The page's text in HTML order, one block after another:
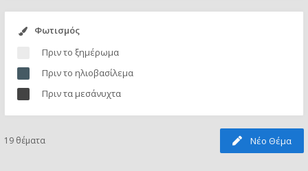
Φωτισμός
Πριν το ξημέρωμα
Πριν το ηλιοβασίλεμα
Πριν τα μεσάνυχτα
Νέο Θέμα
19 θέματα